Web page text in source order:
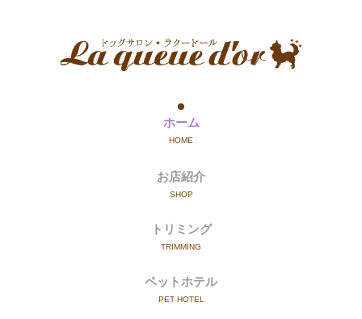
ホーム
HOME
お店紹介
SHOP
トリミング
TRIMMING
ペットホテル
PET HOTEL